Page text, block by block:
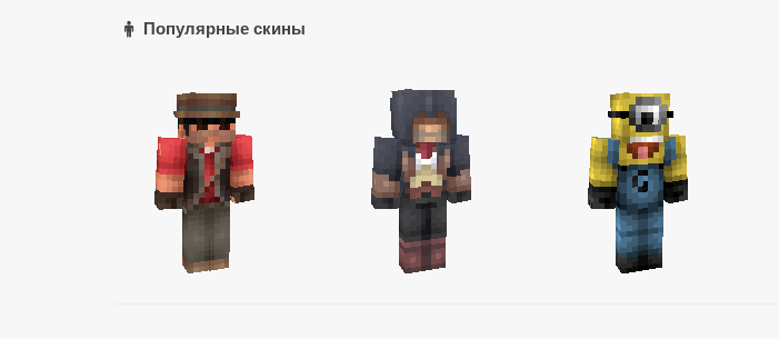
Популярные скины